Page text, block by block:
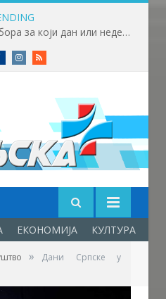
Вучић: Расписивање избора за који дан или недељу
FacebookInstagram
RSS
ЕКОНОМИЈА КУЛТУРА
»
Дани Српске у